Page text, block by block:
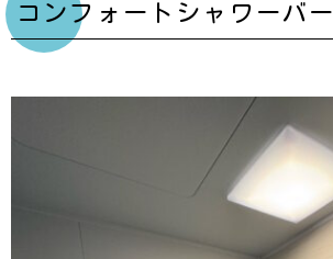
コンフォートシャワーバー